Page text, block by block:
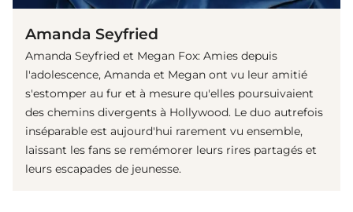
Amanda Seyfried
Amanda Seyfried et Megan Fox: Amies depuis
l'adolescence, Amanda et Megan ont vu leur amitié
s'estomper au fur et à mesure qu'elles poursuivaient
des chemins divergents à Hollywood. Le duo autrefois
inséparable est aujourd'hui rarement vu ensemble,
laissant les fans se remémorer leurs rires partagés et
leurs escapades de jeunesse.